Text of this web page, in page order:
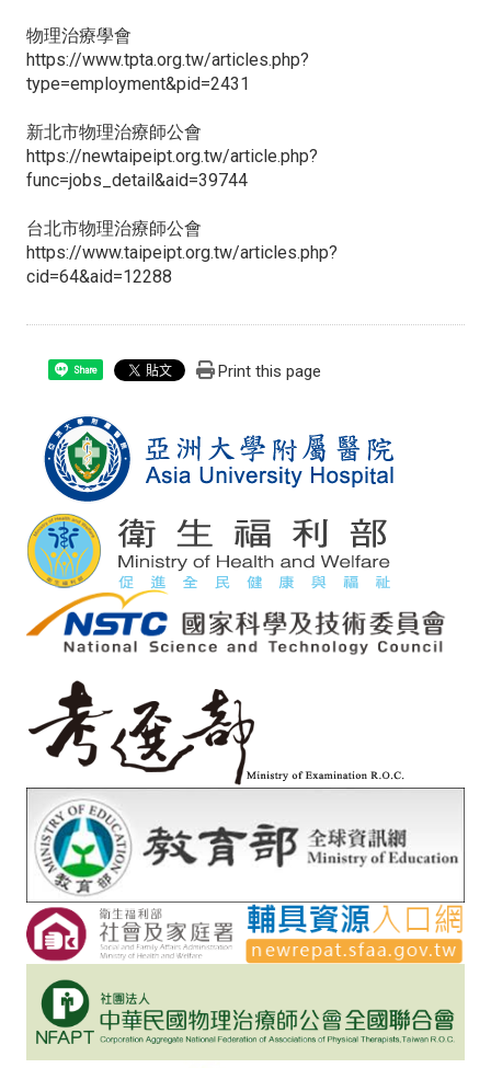
物理治療學會
https://www.tpta.org.tw/articles.php?
type=employment&pid=2431
新北市物理治療師公會
https://newtaipeipt.org.tw/article.php?
func=jobs_detail&aid=39744
台北市物理治療師公會
https://www.taipeipt.org.tw/articles.php?
cid=64&aid=12288
Share Print this page